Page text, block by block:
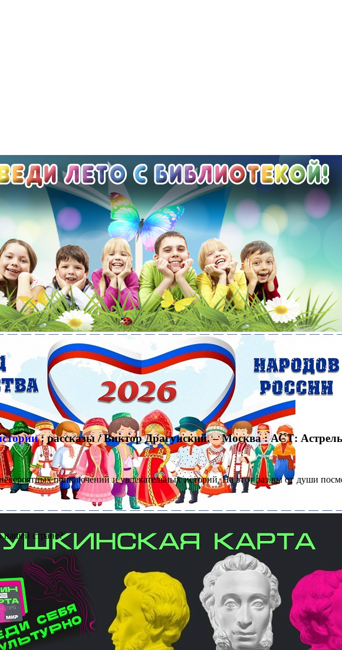
: рассказы / Виктор Драгунский. – Москва : АСТ:
приключений и увлекательных историй. На этот раз вы от души
стране?